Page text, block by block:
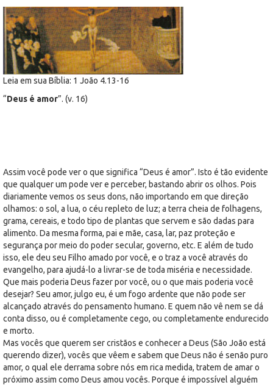
Leia em sua Bíblia: 1 João 4.13-16
“Deus é amor”. (v. 16)
Assim você pode ver o que significa “Deus é amor”. Isto é tão evidente
que qualquer um pode ver e perceber, bastando abrir os olhos. Pois
diariamente vemos os seus dons, não importando em que direção
olhamos: o sol, a lua, o céu repleto de luz; a terra cheia de folhagens,
grama, cereais, e todo tipo de plantas que servem e são dadas para
alimento. Da mesma forma, pai e mãe, casa, lar, paz proteção e
segurança por meio do poder secular, governo, etc. E além de tudo
isso, ele deu seu Filho amado por você, e o traz a você através do
evangelho, para ajudá-lo a livrar-se de toda miséria e necessidade.
Que mais poderia Deus fazer por você, ou o que mais poderia você
desejar? Seu amor, julgo eu, é um fogo ardente que não pode ser
alcançado através do pensamento humano. E quem não vê nem se dá
conta disso, ou é completamente cego, ou completamente endurecido
e morto.
Mas vocês que querem ser cristãos e conhecer a Deus (São João está
querendo dizer), vocês que vêem e sabem que Deus não é senão puro
amor, o qual ele derrama sobre nós em rica medida, tratem de amar o
próximo assim como Deus amou vocês. Porque é impossível alguém